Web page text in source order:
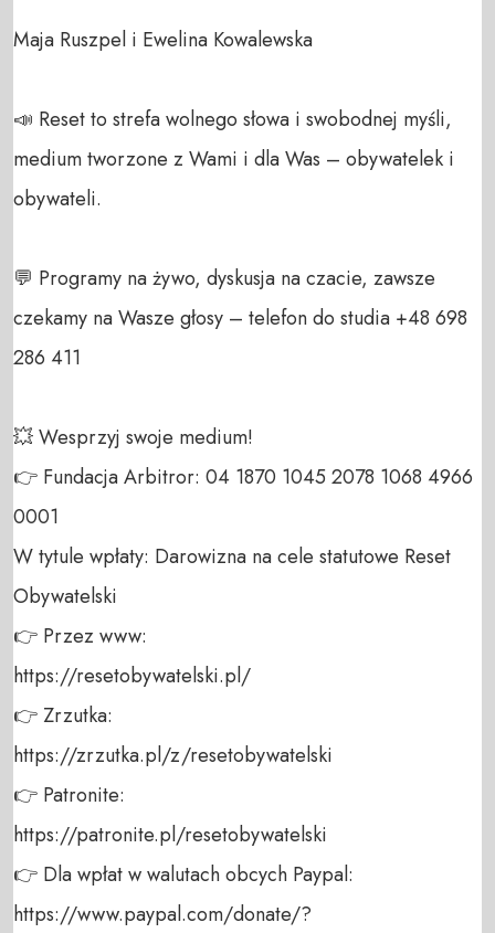
Maja Ruszpel i Ewelina Kowalewska
📣 Reset to strefa wolnego słowa i swobodnej myśli,
medium tworzone z Wami i dla Was – obywatelek i
obywateli.
💬 Programy na żywo, dyskusja na czacie, zawsze
czekamy na Wasze głosy – telefon do studia +48 698
286 411
💥 Wesprzyj swoje medium!
👉 Fundacja Arbitror: 04 1870 1045 2078 1068 4966
0001
W tytule wpłaty: Darowizna na cele statutowe Reset
Obywatelski
👉 Przez www:
https://resetobywatelski.pl/
👉 Zrzutka:
https://zrzutka.pl/z/resetobywatelski
👉 Patronite:
https://patronite.pl/resetobywatelski
👉 Dla wpłat w walutach obcych Paypal:
https://www.paypal.com/donate/?